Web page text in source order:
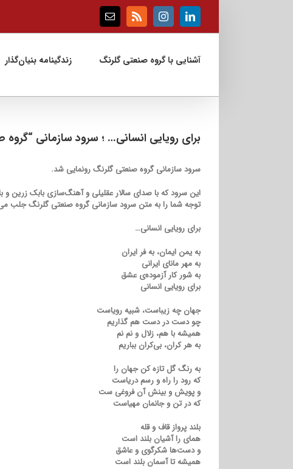
LinkedIn
Instagram
Rss
Email
آشنایی با گروه صنعتی گلرنگ زندگینامه بنیان‌گذار
برای رویایی انسانی… ؛ سرود سازمانی
سرود سازمانی گروه صنعتی گلرنگ رونمایی شد.
این سرود که با صدای سالار عقلیلی و آهنگ‌سازی بابک زرین و
توجه شما را به متن سرود سازمانی گروه صنعتی گلرنگ جلب
برای رویایی انسانی…
به یمن ایمان، به فر ایران
به مهر مانای ایرانی
به شور کار آزموده‌ی عشق
برای رویایی انسانی
جهان چه زیباست، شبیه رویاست
چو دست در دست هم گذاریم
همیشه با هم، زلال و نم نم
به هر کران، بی‌کران بباریم
به رنگ گل تازه کن جهان را
که رود را راه و رسم دریاست
و پویش و بینش آن فروغی ست
که در تن و جانمان مهیاست
بلند پرواز قاف و قله
همای را آشیان بلند است
و دست‌ها شکرگوی و عاشق
همیشه تا آسمان بلند است